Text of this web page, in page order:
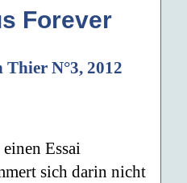
Forever
Thier N°3, 2012
Essai
sich darin nicht